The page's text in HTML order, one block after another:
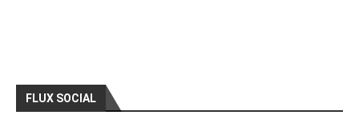
FLUX SOCIAL